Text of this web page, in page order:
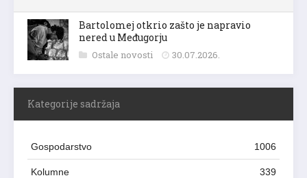
Bartolomej otkrio zašto je napravio
nered u Međugorju
Ostale novosti 30.07.2026.
Kategorije sadržaja
Gospodarstvo 1006
Kolumne 339